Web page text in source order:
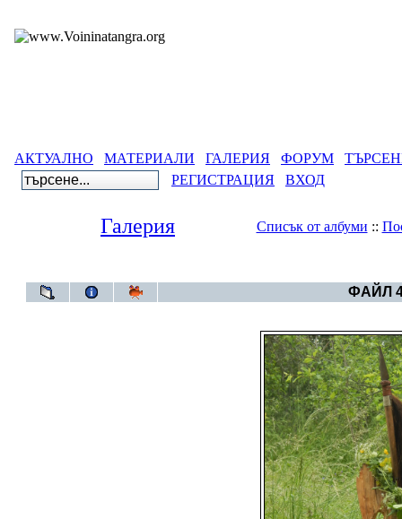
АКТУАЛНО МАТЕРИАЛИ ГАЛЕРИЯ ФОРУМ
РЕГИСТРАЦИЯ
ВХОД
Галерия Списък от албуми ::
ФАЙЛ 4